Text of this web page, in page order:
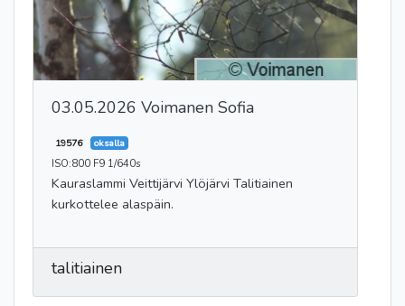
03.05.2026 Voimanen Sofia
19576 oksalla
ISO:800 F9 1/640s
Kauraslammi Veittijärvi Ylöjärvi Talitiainen
kurkottelee alaspäin.
talitiainen